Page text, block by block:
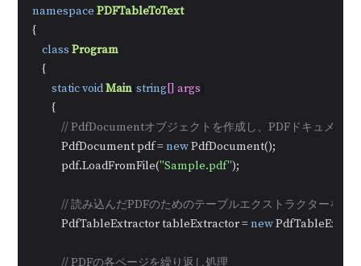
namespace PDFTableToText
{
class Program
    {
staticvoidMain(string[] args)
        {
// PdfDocumentオブジェクトを作成し、PDFドキュメント
            PdfDocument pdf =
new PdfDocument();
            pdf.LoadFromFile(
"Sample.pdf");
// 読み込んだPDFのためのテーブルエクストラクターを初
            PdfTableExtractor tableExtractor =
new
// PDFの各ページを繰り返し処理